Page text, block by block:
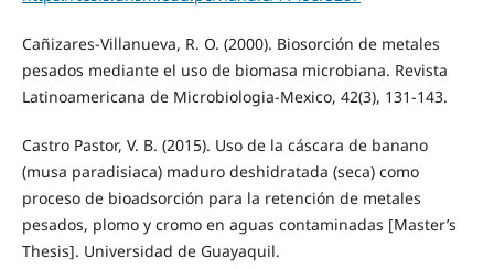
Cañizares-Villanueva, R. O. (2000). Biosorción de metales
pesados mediante el uso de biomasa microbiana. Revista
Latinoamericana de Microbiologia-Mexico, 42(3), 131-143.
Castro Pastor, V. B. (2015). Uso de la cáscara de banano
(musa paradisiaca) maduro deshidratada (seca) como
proceso de bioadsorción para la retención de metales
pesados, plomo y cromo en aguas contaminadas [Master’s
Thesis]. Universidad de Guayaquil.